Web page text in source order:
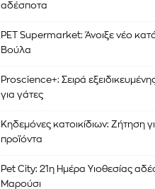
αδέσποτα
PET Supermarket: Άνοιξε νέο
Βούλα
Proscience+: Σειρά
για γάτες
Κηδεμόνες κατοικίδιων: Ζήτηση
προϊόντα
Pet City: 21η Ημέρα Υιοθεσίας
Μαρούσι